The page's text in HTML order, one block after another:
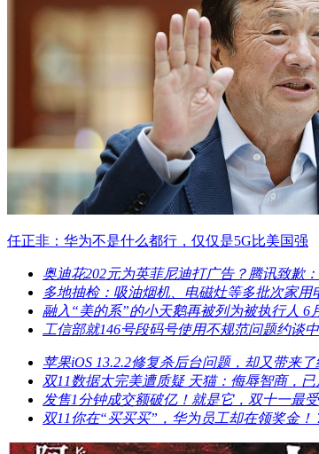
任正非：华为不是什么都行，仅仅是5G比美国强
奥迪花202元为英菲尼迪打广告？腾讯致歉
多地抽检：吸油烟机、电磁灶等多批次家用
融入“美的系”的小天鹅再被列为被执行人 6
工信部就146号段码号使用不规范问题约谈
苹果iOS 13.2.2修复杀后台问题，却又带来了
双11数据太完美遭质疑 天猫：侮辱智商，
发售1分钟成交额破亿！就是它，双十一最
双11你在“买买买”，华为员工却在领奖金！